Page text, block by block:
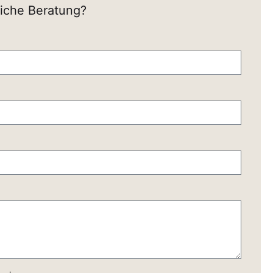
Beratung?